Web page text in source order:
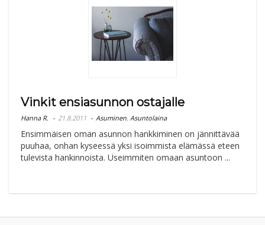
Vinkit ensiasunnon ostajalle
Hanna R. 21.8.2011 Asuminen, Asuntolaina
Ensimmäisen oman asunnon hankkiminen on jännittävää
puuhaa, onhan kyseessä yksi isoimmista elämässä eteen
tulevista hankinnoista. Useimmiten omaan asuntoon ...